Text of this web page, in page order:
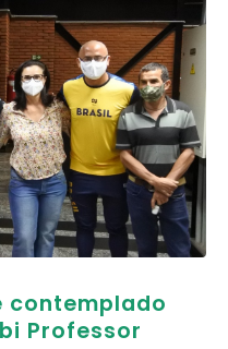
Professor